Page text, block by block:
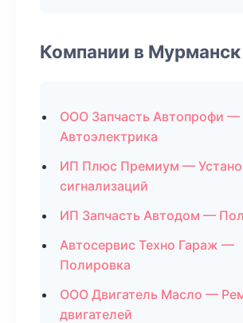
Компании в Мурманск
ООО Запчасть Автопрофи —
Автоэлектрика
ИП Плюс Премиум —
сигнализаций
ИП Запчасть Автодом —
Автосервис Техно Гараж —
Полировка
ООО Двигатель Масло —
двигателей